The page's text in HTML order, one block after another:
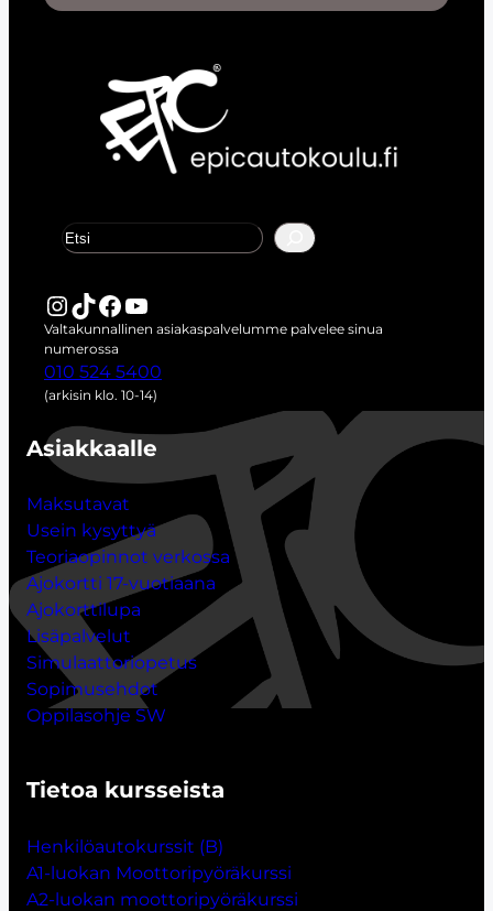
InstagramTikTok Facebook YouTube
Valtakunnallinen asiakaspalvelumme palvelee sinua
numerossa
010 524 5400
(arkisin klo. 10-14)
Asiakkaalle
Maksutavat
Usein kysyttyä
Teoriaopinnot verkossa
Ajokortti 17-vuotiaana
Ajokorttilupa
Lisäpalvelut
Simulaattoriopetus
Sopimusehdot
Oppilasohje SW
Tietoa kursseista
Henkilöautokurssit (B)
A1-luokan Moottoripyöräkurssi
A2-luokan moottoripyöräkurssi